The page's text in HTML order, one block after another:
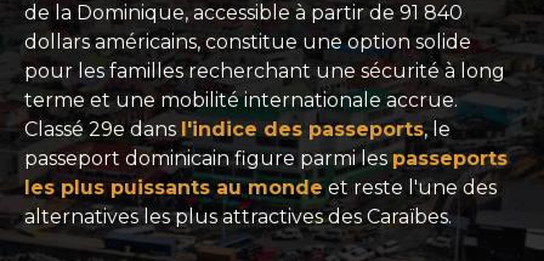
de la Dominique, accessible à partir de 91 840
dollars américains, constitue une option solide
pour les familles recherchant une sécurité à long
terme et une mobilité internationale accrue.
Classé 29e dans l'indice des passeports, le
passeport dominicain figure parmi lespasseports
les plus puissants au mondeet reste l'une des
alternatives les plus attractives des Caraïbes.